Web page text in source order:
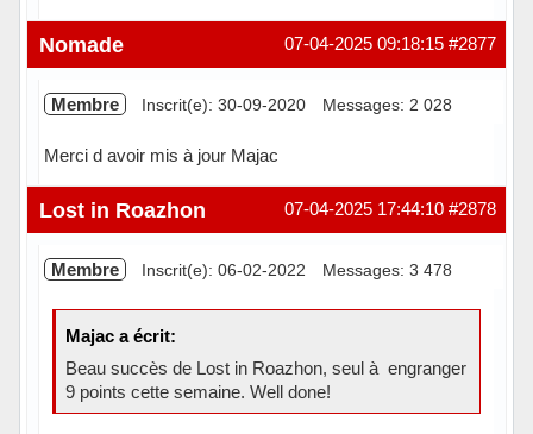
Hors ligne #2877
07-04-2025 09:18:15
Nomade
Membre Inscrit(e): 30-09-2020 Messages: 2 028
Merci d avoir mis à jour Majac
Hors ligne #2878
07-04-2025 17:44:10
Lost in Roazhon
Membre Inscrit(e): 06-02-2022 Messages: 3 478
Majac a écrit:
Beau succès de Lost in Roazhon, seul à engranger
9 points cette semaine. Well done!